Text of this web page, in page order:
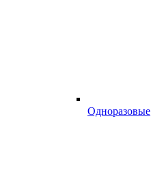
Одноразовые